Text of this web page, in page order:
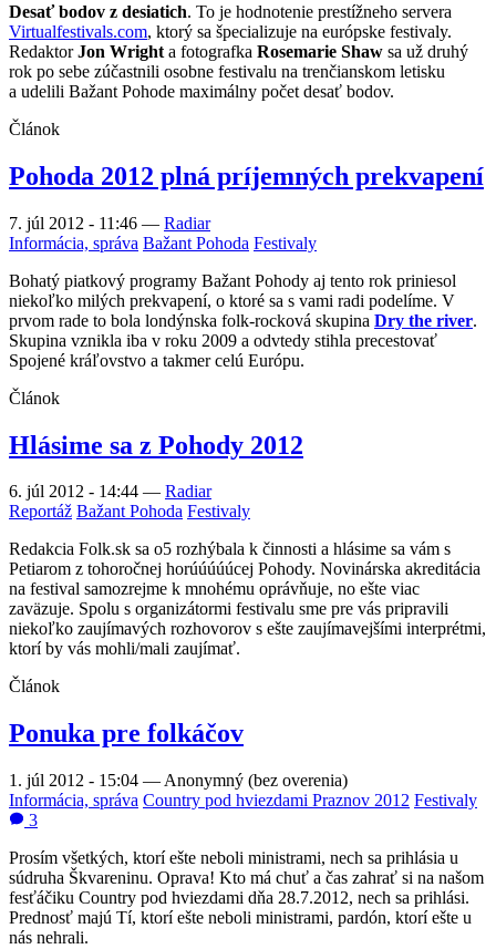
Desať bodov z desiatich. To je hodnotenie prestížneho servera
Virtualfestivals.com, ktorý sa špecializuje na európske festivaly.
RedaktorJon Wright a fotografka Rosemarie Shaw sa už druhý
rok po sebe zúčastnili osobne festivalu na trenčianskom letisku
a udelili Bažant Pohode maximálny počet desať bodov.
Článok
Pohoda 2012 plná príjemných prekvapení
7. júl 2012 - 11:46 — Radiar
Informácia, správa Bažant Pohoda Festivaly
Bohatý piatkový programy Bažant Pohody aj tento rok priniesol
niekoľko milých prekvapení, o ktoré sa s vami radi podelíme. V
prvom rade to bola londýnska folk-rocková skupina Dry the river.
Skupina vznikla iba v roku 2009 a odvtedy stihla precestovať
Spojené kráľovstvo a takmer celú Európu.
Článok
Hlásime sa z Pohody 2012
6. júl 2012 - 14:44 — Radiar
Reportáž Bažant Pohoda Festivaly
Redakcia Folk.sk sa o5 rozhýbala k činnosti a hlásime sa vám s
Petiarom z tohoročnej horúúúúúcej Pohody. Novinárska akreditácia
na festival samozrejme k mnohému oprávňuje, no ešte viac
zaväzuje. Spolu s organizátormi festivalu sme pre vás pripravili
niekoľko zaujímavých rozhovorov s ešte zaujímavejšími interprétmi,
ktorí by vás mohli/mali zaujímať.
Článok
Ponuka pre folkáčov
1. júl 2012 - 15:04 — Anonymný (bez overenia)
Informácia, správa Country pod hviezdami Praznov 2012 Festivaly
3
Prosím všetkých, ktorí ešte neboli ministrami, nech sa prihlásia u
súdruha Škvareninu. Oprava! Kto má chuť a čas zahrať si na našom
fesťáčiku Country pod hviezdami dňa 28.7.2012, nech sa prihlási.
Prednosť majú Tí, ktorí ešte neboli ministrami, pardón, ktorí ešte u
nás nehrali.